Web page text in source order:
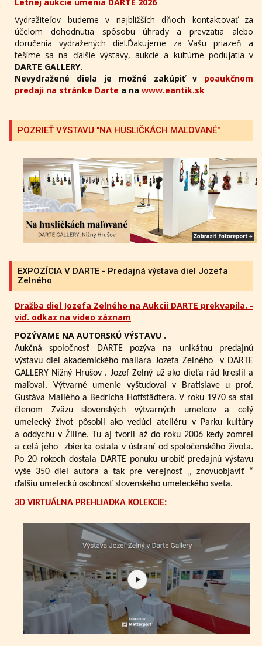
Letnej aukcie umenia DARTE 2026
Vydražiteľov budeme v najbližších dňoch kontaktovať za
účelom dohodnutia spôsobu úhrady a prevzatia alebo
doručenia vydražených diel.Ďakujeme za Vašu priazeň a
tešíme sa na ďalšie výstavy, aukcie a kultúrne podujatia v
DARTE GALLERY.
Nevydražené diela je možné zakúpiť v poaukčnom
predaji na stránke Darte a na www.eantik.sk
POZRIEŤ VÝSTAVU "NA HUSLIČKÁCH MAĽOVANÉ"
EXPOZÍCIA V DARTE - Predajná výstava diel Jozefa
Zelného
Dražba diel Jozefa Zelného na Aukcii DARTE prekvapila. -
viď. odkaz na video záznam
POZÝVAME NA AUTORSKÚ VÝSTAVU .
Aukčná spoločnosť DARTE pozýva na unikátnu predajnú
výstavu diel akademického maliara Jozefa Zelného
v DARTE
GALLERY Nižný Hrušov . Jozef Zelný už ako dieťa rád kreslil a
maľoval. Výtvarné umenie vyštudoval v Bratislave u prof.
Gustáva Mallého a Bedricha Hoffstädtera. V roku 1970 sa stal
členom Zväzu slovenských výtvarných umelcov a celý
umelecký život pôsobil ako vedúci ateliéru v Parku kultúry
a oddychu v Žiline. Tu aj tvoril až do roku 2006 kedy zomrel
a celá jeho zbierka ostala v ústraní od spoločenského života.
Po 20 rokoch dostala DARTE ponuku urobiť predajnú výstavu
vyše 350 diel autora a tak pre verejnosť „ znovuobjaviť “
ďalšiu umeleckú osobnosť slovenského umeleckého sveta.
3D VIRTUÁLNA PREHLIADKA KOLEKCIE: